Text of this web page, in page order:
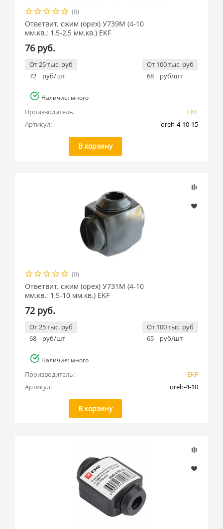
(0)
Ответвит. сжим (орех) У739М (4-10
мм.кв.; 1,5-2,5 мм.кв.) EKF
76 руб.
От 25 тыс. руб
72
руб/шт
От 100 тыс. руб
68
руб/шт
Наличие: много
Производитель:
EKF
Артикул:
oreh-4-10-15
В корзину
(0)
Ответвит. сжим (орех) У731М (4-10
мм.кв.; 1,5-10 мм.кв.) EKF
72 руб.
От 25 тыс. руб
68
руб/шт
От 100 тыс. руб
65
руб/шт
Наличие: много
Производитель:
EKF
Артикул:
oreh-4-10
В корзину